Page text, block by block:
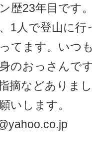
歴23年目です
1人で登山に
てます。いつ
のおっさんで
摘などありま
いします。